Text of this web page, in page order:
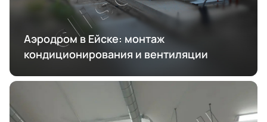
Аэродром в Ейске: монтаж
кондиционирования и вентиляции